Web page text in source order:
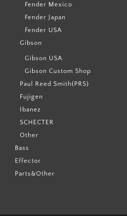
Fender Mexico
Fender Japan
Fender USA
Gibson
Gibson USA
Gibson Custom Shop
Paul Reed Smith(PRS)
Fujigen
Ibanez
SCHECTER
Other
Bass
Effector
Parts&Other